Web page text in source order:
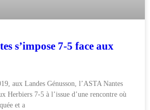
s’impose 7-5 face aux
aux Landes Génusson, l’ASTA Nantes
Herbiers 7-5 à l’issue d’une rencontre où
et a